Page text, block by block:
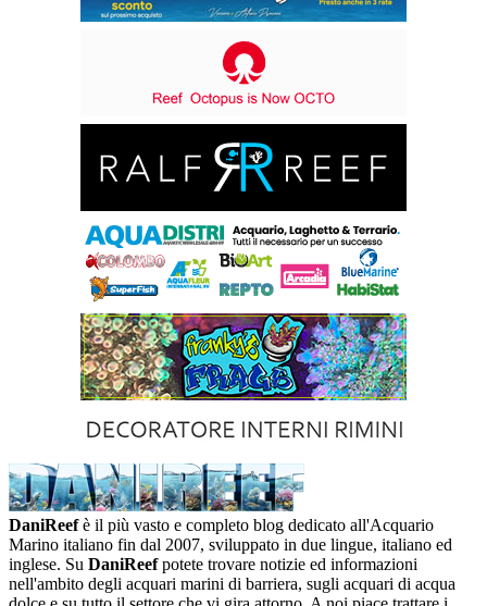
DaniReefè il più vasto e completo blog dedicato all'Acquario
Marino italiano fin dal 2007, sviluppato in due lingue, italiano ed
inglese. Su DaniReefpotete trovare notizie ed informazioni
nell'ambito degli acquari marini di barriera, sugli acquari di acqua